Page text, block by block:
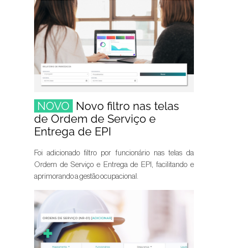
NOVO Novo filtro nas telas
de Ordem de Serviço e
Entrega de EPI
Foi adicionado filtro por funcionário nas telas da
Ordem de Serviço e Entrega de EPI, facilitando e
aprimorando a gestão ocupacional.